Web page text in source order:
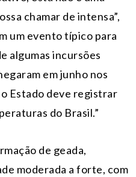
chamar de intensa”,
um evento típico para
algumas incursões
em junho nos
Estado deve registrar
do Brasil.”
de geada,
moderada a forte, com